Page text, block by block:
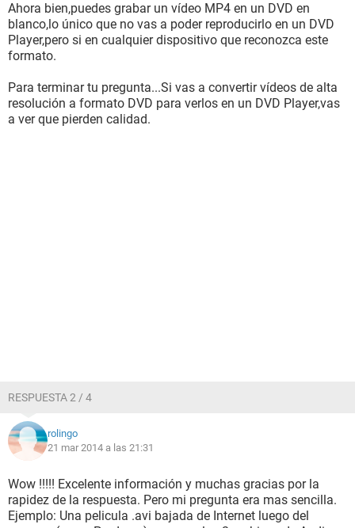
Ahora bien,puedes grabar un vídeo MP4 en un DVD en
blanco,lo único que no vas a poder reproducirlo en un DVD
Player,pero si en cualquier dispositivo que reconozca este
formato.
Para terminar tu pregunta...Si vas a convertir vídeos de alta
resolución a formato DVD para verlos en un DVD Player,vas
a ver que pierden calidad.
RESPUESTA 2 / 4
rolingo
21 mar 2014 a las 21:31
Wow !!!!! Excelente información y muchas gracias por la
rapidez de la respuesta. Pero mi pregunta era mas sencilla.
Ejemplo: Una pelicula .avi bajada de Internet luego del